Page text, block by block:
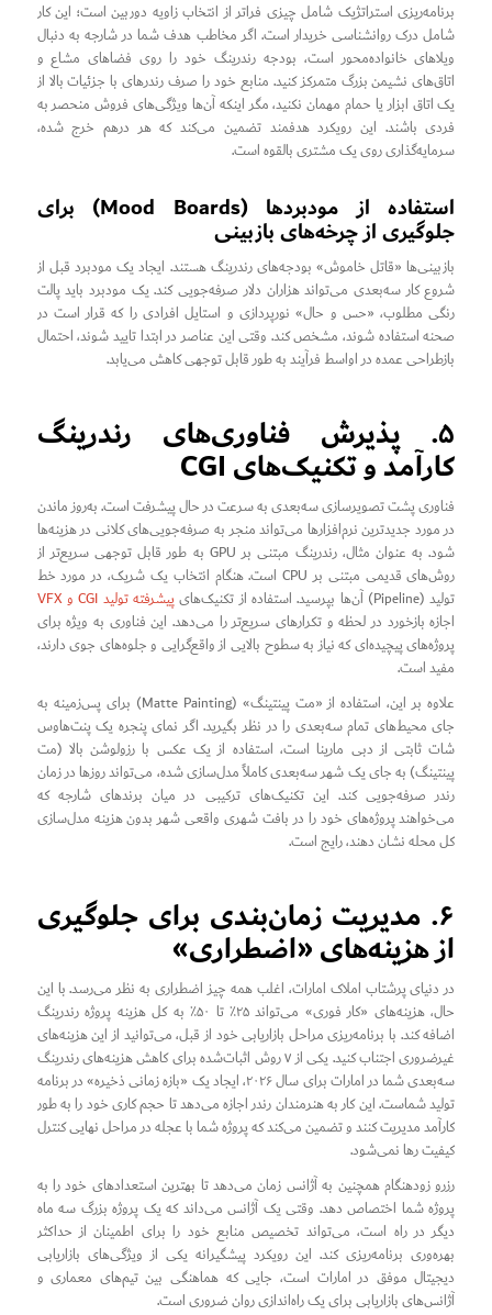
برنامه‌ریزی استراتژیک شامل چیزی فراتر از انتخاب زاویه دوربین است؛ این کار
شامل درک روانشناسی خریدار است. اگر مخاطب هدف شما در شارجه به دنبال
ویلاهای خانواده‌محور است، بودجه رندرینگ خود را روی فضاهای مشاع و
اتاق‌های نشیمن بزرگ متمرکز کنید. منابع خود را صرف رندرهای با جزئیات بالا از
یک اتاق ابزار یا حمام مهمان نکنید، مگر اینکه آن‌ها ویژگی‌های فروش منحصر به
فردی باشند. این رویکرد هدفمند تضمین می‌کند که هر درهم خرج شده،
سرمایه‌گذاری روی یک مشتری بالقوه است.
استفاده از مود‌بردها (Mood Boards) برای
جلوگیری از چرخه‌های بازبینی
بازبینی‌ها «قاتل خاموش» بودجه‌های رندرینگ هستند. ایجاد یک مود‌برد قبل از
شروع کار سه‌بعدی می‌تواند هزاران دلار صرفه‌جویی کند. یک مود‌برد باید پالت
رنگی مطلوب، «حس و حال» نورپردازی و استایل افرادی را که قرار است در
صحنه استفاده شوند، مشخص کند. وقتی این عناصر در ابتدا تایید شوند، احتمال
بازطراحی عمده در اواسط فرآیند به طور قابل توجهی کاهش می‌یابد.
۵. پذیرش فناوری‌های رندرینگ
کارآمد و تکنیک‌های CGI
فناوری پشت تصویرسازی سه‌بعدی به سرعت در حال پیشرفت است. به‌روز ماندن
در مورد جدیدترین نرم‌افزارها می‌تواند منجر به صرفه‌جویی‌های کلانی در هزینه‌ها
شود. به عنوان مثال، رندرینگ مبتنی بر GPU به طور قابل توجهی سریع‌تر از
روش‌های قدیمی مبتنی بر CPU است. هنگام انتخاب یک شریک، در مورد خط
تولید (Pipeline) آن‌ها بپرسید. استفاده از تکنیک‌های
پیشرفته تولید CGI و VFX
اجازه بازخورد در لحظه و تکرارهای سریع‌تر را می‌دهد. این فناوری به ویژه برای
پروژه‌های پیچیده‌ای که نیاز به سطوح بالایی از واقع‌گرایی و جلوه‌های جوی دارند،
مفید است.
علاوه بر این، استفاده از «مت پینتینگ» (Matte Painting) برای پس‌زمینه به
جای محیط‌های تمام سه‌بعدی را در نظر بگیرید. اگر نمای پنجره یک پنت‌هاوس
شات ثابتی از دبی مارینا است، استفاده از یک عکس با رزولوشن بالا (مت
پینتینگ) به جای یک شهر سه‌بعدی کاملاً مدل‌سازی شده، می‌تواند روزها در زمان
رندر صرفه‌جویی کند. این تکنیک‌های ترکیبی در میان برندهای شارجه که
می‌خواهند پروژه‌های خود را در بافت شهری واقعی شهر بدون هزینه مدل‌سازی
کل محله نشان دهند، رایج است.
۶. مدیریت زمان‌بندی برای جلوگیری
از هزینه‌های «اضطراری»
در دنیای پرشتاب املاک امارات، اغلب همه چیز اضطراری به نظر می‌رسد. با این
حال، هزینه‌های «کار فوری» می‌تواند ۲۵٪ تا ۵۰٪ به کل هزینه پروژه رندرینگ
اضافه کند. با برنامه‌ریزی مراحل بازاریابی خود از قبل، می‌توانید از این هزینه‌های
غیرضروری اجتناب کنید. یکی از ۷ روش اثبات‌شده برای کاهش هزینه‌های رندرینگ
سه‌بعدی شما در امارات برای سال ۲۰۲۶، ایجاد یک «بازه زمانی ذخیره» در برنامه
تولید شماست. این کار به هنرمندان رندر اجازه می‌دهد تا حجم کاری خود را به طور
کارآمد مدیریت کنند و تضمین می‌کند که پروژه شما با عجله در مراحل نهایی کنترل
کیفیت رها نمی‌شود.
رزرو زودهنگام همچنین به آژانس زمان می‌دهد تا بهترین استعدادهای خود را به
پروژه شما اختصاص دهد. وقتی یک آژانس می‌داند که یک پروژه بزرگ سه ماه
دیگر در راه است، می‌تواند تخصیص منابع خود را برای اطمینان از حداکثر
بهره‌وری برنامه‌ریزی کند. این رویکرد پیشگیرانه یکی از ویژگی‌های بازاریابی
دیجیتال موفق در امارات است، جایی که هماهنگی بین تیم‌های معماری و
آژانس‌های بازاریابی برای یک راه‌اندازی روان ضروری است.